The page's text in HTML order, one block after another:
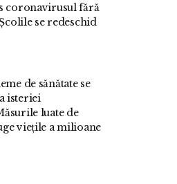
coronavirusul fără
se redeschid
de sănătate se
isteriei
luate de
viețile a milioane